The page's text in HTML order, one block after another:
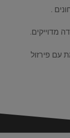
.
מדוייקים.
עם פירזול